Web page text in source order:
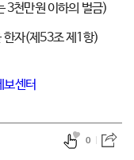
3천만원 이하의 벌금)
한자(제53조 제1항)
0